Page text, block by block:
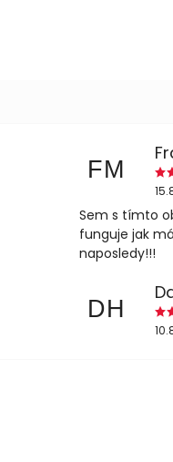
FM
Sem s tímto
funguje jak
naposledy!!!
DH